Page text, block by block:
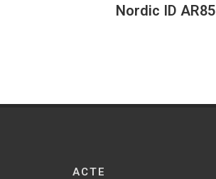
Nordic ID AR85
ACTE